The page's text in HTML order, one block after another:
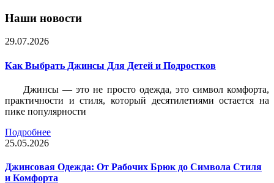
Наши новости
29.07.2026
Как Выбрать Джинсы Для Детей и Подростков
Джинсы — это не просто одежда, это символ комфорта,
практичности и стиля, который десятилетиями остается на
пике популярности
Подробнее
25.05.2026
Джинсовая Одежда: От Рабочих Брюк до Символа Стиля
и Комфорта